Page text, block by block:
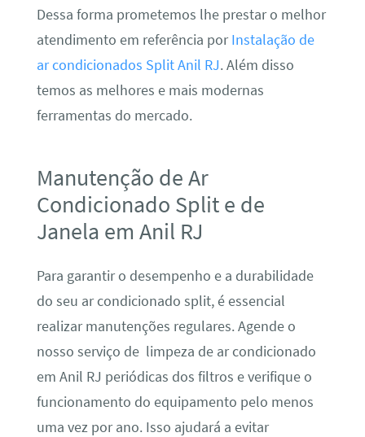
Dessa forma prometemos lhe prestar o melhor
atendimento em referência porInstalação de
ar condicionados Split Anil RJ. Além disso
temos as melhores e mais modernas
ferramentas do mercado.
Manutenção de Ar
Condicionado Split e de
Janela em Anil RJ
Para garantir o desempenho e a durabilidade
do seu ar condicionado split, é essencial
realizar manutenções regulares. Agende o
nosso serviço de limpeza de ar condicionado
em Anil RJ periódicas dos filtros e verifique o
funcionamento do equipamento pelo menos
uma vez por ano. Isso ajudará a evitar